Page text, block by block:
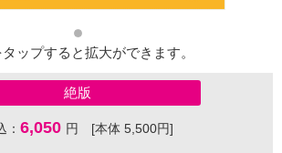
ップすると拡大ができます。
絶版
： 6,050 円 [本体 5,500円]